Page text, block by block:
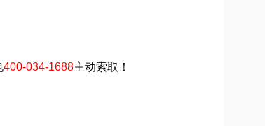
400-034-1688主动索取！